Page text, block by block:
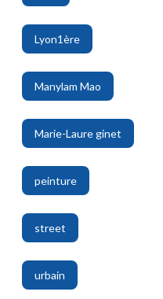
,
Lyon1ère
,
Manylam Mao
,
Marie-Laure ginet
,
peinture
,
street
,
urbain
,